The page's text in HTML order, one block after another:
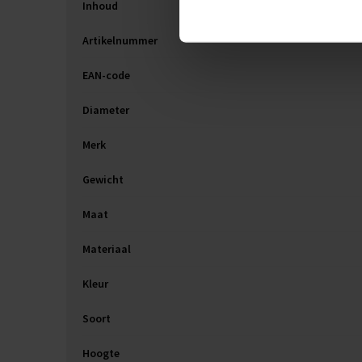
Inhoud
Artikelnummer
EAN-code
Diameter
Merk
Gewicht
Maat
Materiaal
Kleur
Soort
Hoogte